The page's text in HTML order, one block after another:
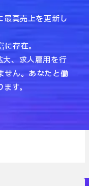
最高売上を更新し
存在。
大、求人雇用を行
ん。 あなたと働
す。